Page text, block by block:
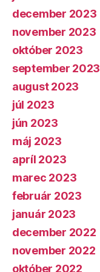
december 2023
november 2023
október 2023
september 2023
august 2023
júl 2023
jún 2023
máj 2023
apríl 2023
marec 2023
február 2023
január 2023
december 2022
november 2022
október 2022